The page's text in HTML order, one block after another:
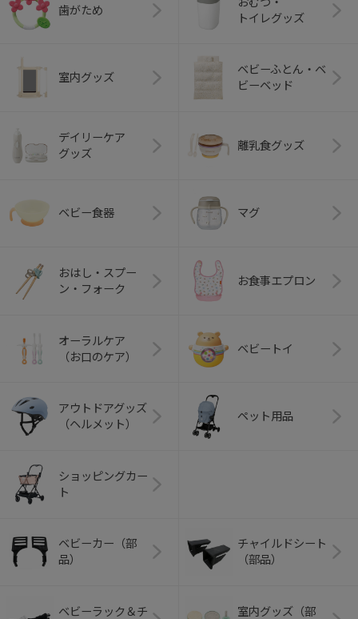
歯がため
トイレグッズ
室内グッズ
ベビーふとん・ベ
ビーベッド
デイリーケア
グッズ
離乳食グッズ
ベビー食器 マグ
おはし・スプー
ン・フォーク
お食事エプロン
オーラルケア
（お口のケア）
ベビートイ
アウトドアグッズ
（ヘルメット）
ペット用品
ショッピングカー
ト
ベビーカー（部
品）
チャイルドシート
（部品）
ベビーラック＆チ
室内グッズ（部